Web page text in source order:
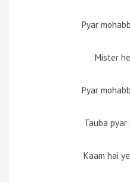
Pyar
Mister
Pyar
Tauba
Kaam hai